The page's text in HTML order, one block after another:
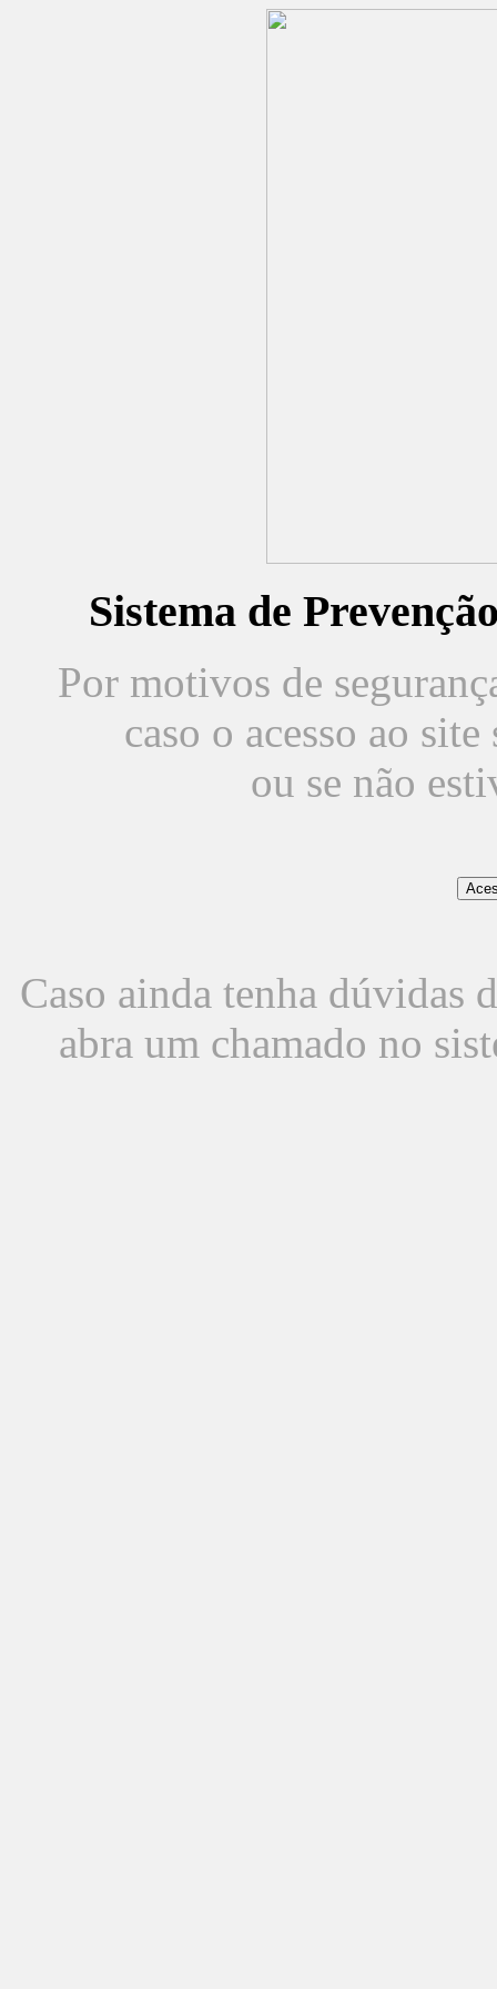
Sistema de
Por motivos de
caso o acesso ao
ou se não
Caso ainda tenha dúvidas
abra um chamado no